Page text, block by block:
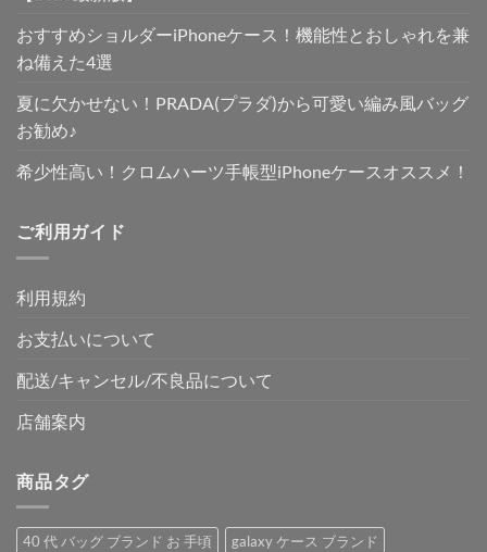
おすすめショルダーiPhoneケース！機能性とおしゃれを兼
ね備えた4選
夏に欠かせない！PRADA(プラダ)から可愛い編み風バッグ
お勧め♪
希少性高い！クロムハーツ手帳型iPhoneケースオススメ！
ご利用ガイド
利用規約
お支払いについて
配送/キャンセル/不良品について
店舗案内
商品タグ
40 代 バッグ ブランド お 手頃
galaxy ケース ブランド